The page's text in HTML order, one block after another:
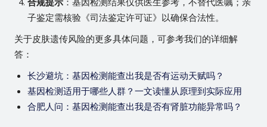
子鉴定需核验《司法鉴定许可证》以确保合法性。
关于皮肤遗传风险的更多具体问题，可参考我们的详细解
答：
长沙避坑：基因检测能查出我是否有运动天赋吗？
基因检测适用于哪些人群？一文读懂从原理到实际应用
合肥人问：基因检测能查出我是否有肾脏功能异常吗？